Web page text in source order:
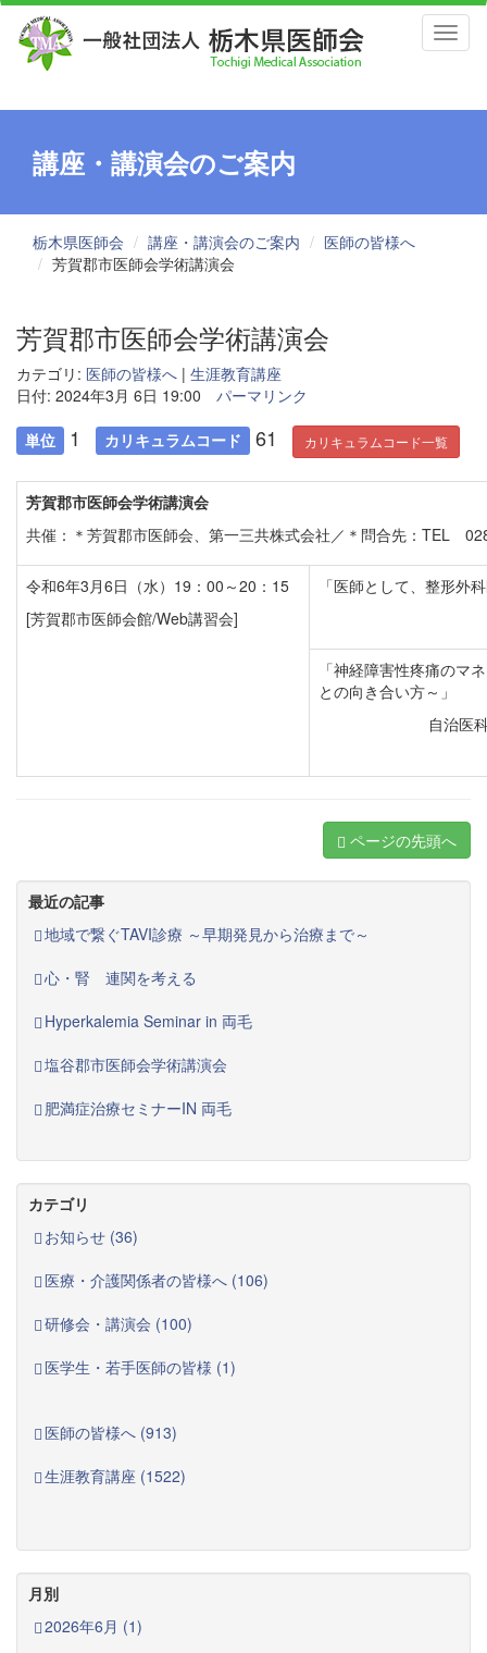
講座・講演会のご案内
栃木県医師会 講座・講演会のご案内
医師の皆様へ
芳賀郡市医師会学術講演会
芳賀郡市医師会学術講演会
カテゴリ: 医師の皆様へ | 生涯教育講座
日付: 2024年3月 6日 19:00
パーマリンク
単位 1 カリキュラムコード 61 カリキュラムコード一覧
芳賀郡市医師会学術講演会
共催：＊芳賀郡市医師会、第一三共株式会社／＊問合先：TEL
令和6年3月6日（水）19：00～20：15
[芳賀郡市医師会館/Web講習会]
「医師として、整形外
「神経障害性疼痛のマ
との向き合い方～」
自治医
ページの先頭へ
最近の記事
地域で繋ぐTAVI診療 ～早期発見から治療まで～
心・腎 連関を考える
Hyperkalemia Seminar in 両毛
塩谷郡市医師会学術講演会
肥満症治療セミナーIN 両毛
カテゴリ
お知らせ (36)
医療・介護関係者の皆様へ (106)
研修会・講演会 (100)
医学生・若手医師の皆様 (1)
医師の皆様へ (913)
生涯教育講座 (1522)
月別
2026年6月 (1)